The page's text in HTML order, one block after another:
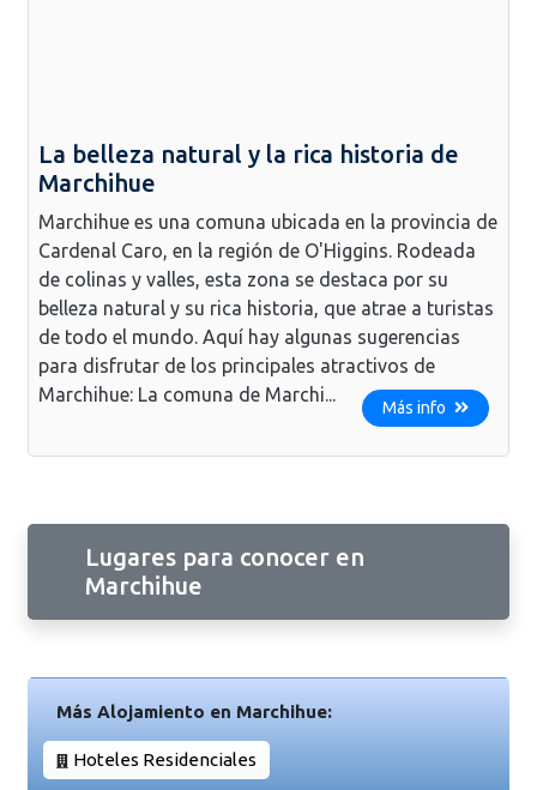
La belleza natural y la rica historia de
Marchihue
Marchihue es una comuna ubicada en la provincia de
Cardenal Caro, en la región de O'Higgins. Rodeada
de colinas y valles, esta zona se destaca por su
belleza natural y su rica historia, que atrae a turistas
de todo el mundo. Aquí hay algunas sugerencias
para disfrutar de los principales atractivos de
Marchihue: La comuna de Marchi...
Más info
Lugares para conocer en
Marchihue
Más Alojamiento en Marchihue:
Hoteles Residenciales